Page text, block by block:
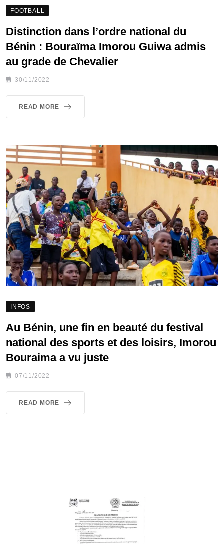
FOOTBALL
Distinction dans l’ordre national du
Bénin : Bouraïma Imorou Guiwa admis
au grade de Chevalier
30/11/2022
READ MORE
INFOS
Au Bénin, une fin en beauté du festival
national des sports et des loisirs, Imorou
Bouraima a vu juste
07/11/2022
READ MORE